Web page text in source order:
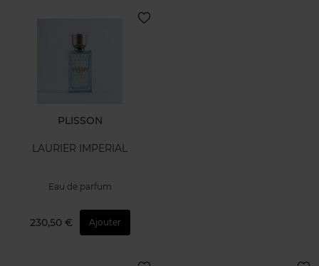
PLISSON
LAURIER IMPERIAL
Eau de parfum
230,50 € Ajouter